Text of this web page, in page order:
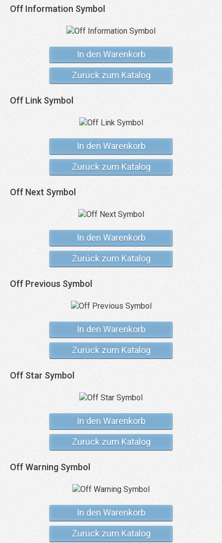
Off Information Symbol
In den Warenkorb
Zurück zum Katalog
Off Link Symbol
In den Warenkorb
Zurück zum Katalog
Off Next Symbol
In den Warenkorb
Zurück zum Katalog
Off Previous Symbol
In den Warenkorb
Zurück zum Katalog
Off Star Symbol
In den Warenkorb
Zurück zum Katalog
Off Warning Symbol
In den Warenkorb
Zurück zum Katalog